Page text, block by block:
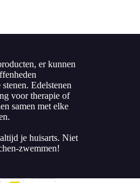
er kunnen
Edelstenen
voor therapie of
samen met elke
je huisarts. Niet
zwemmen!